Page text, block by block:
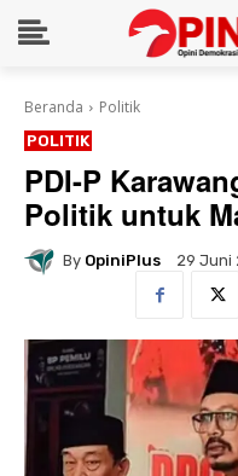
Beranda Politik
POLITIK
PDI-P
Politik untuk
By OpiniPlus 29 Juni